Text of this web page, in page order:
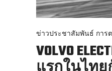
ข่าวประชาสัมพันธ์ การ
VOLVO